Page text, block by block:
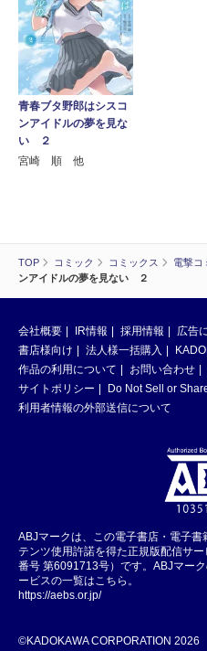
TOP コミック コミックス 電撃コ
ンアイドルの夢を見ない ２
青春ブタ野郎はシスコ
ンアイドルの夢を見な
い ２
宮崎 順 他
会社概要 IR情報 採用情報 広告
書店様向け
法人様一括購入
作品の利用について
お問い合わせ
サイトポリシー
Do Not Sell or
利用者情報の外部送信について
ABJマークは、この電子書店・電子
テンツ使用許諾を得た正規版配信サ
番号 第6091713号）です。ABJマー
ービスの一覧はこちら。
https://aebs.or.jp/
©KADOKAWA CORPORATION 2026